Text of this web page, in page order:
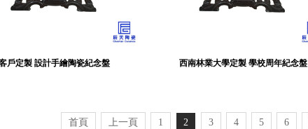
戶定製 設計手繪陶瓷紀念盤 西南林業大學定製 學校周年紀念盤
首頁 上一頁 1 2 3 4 5 6